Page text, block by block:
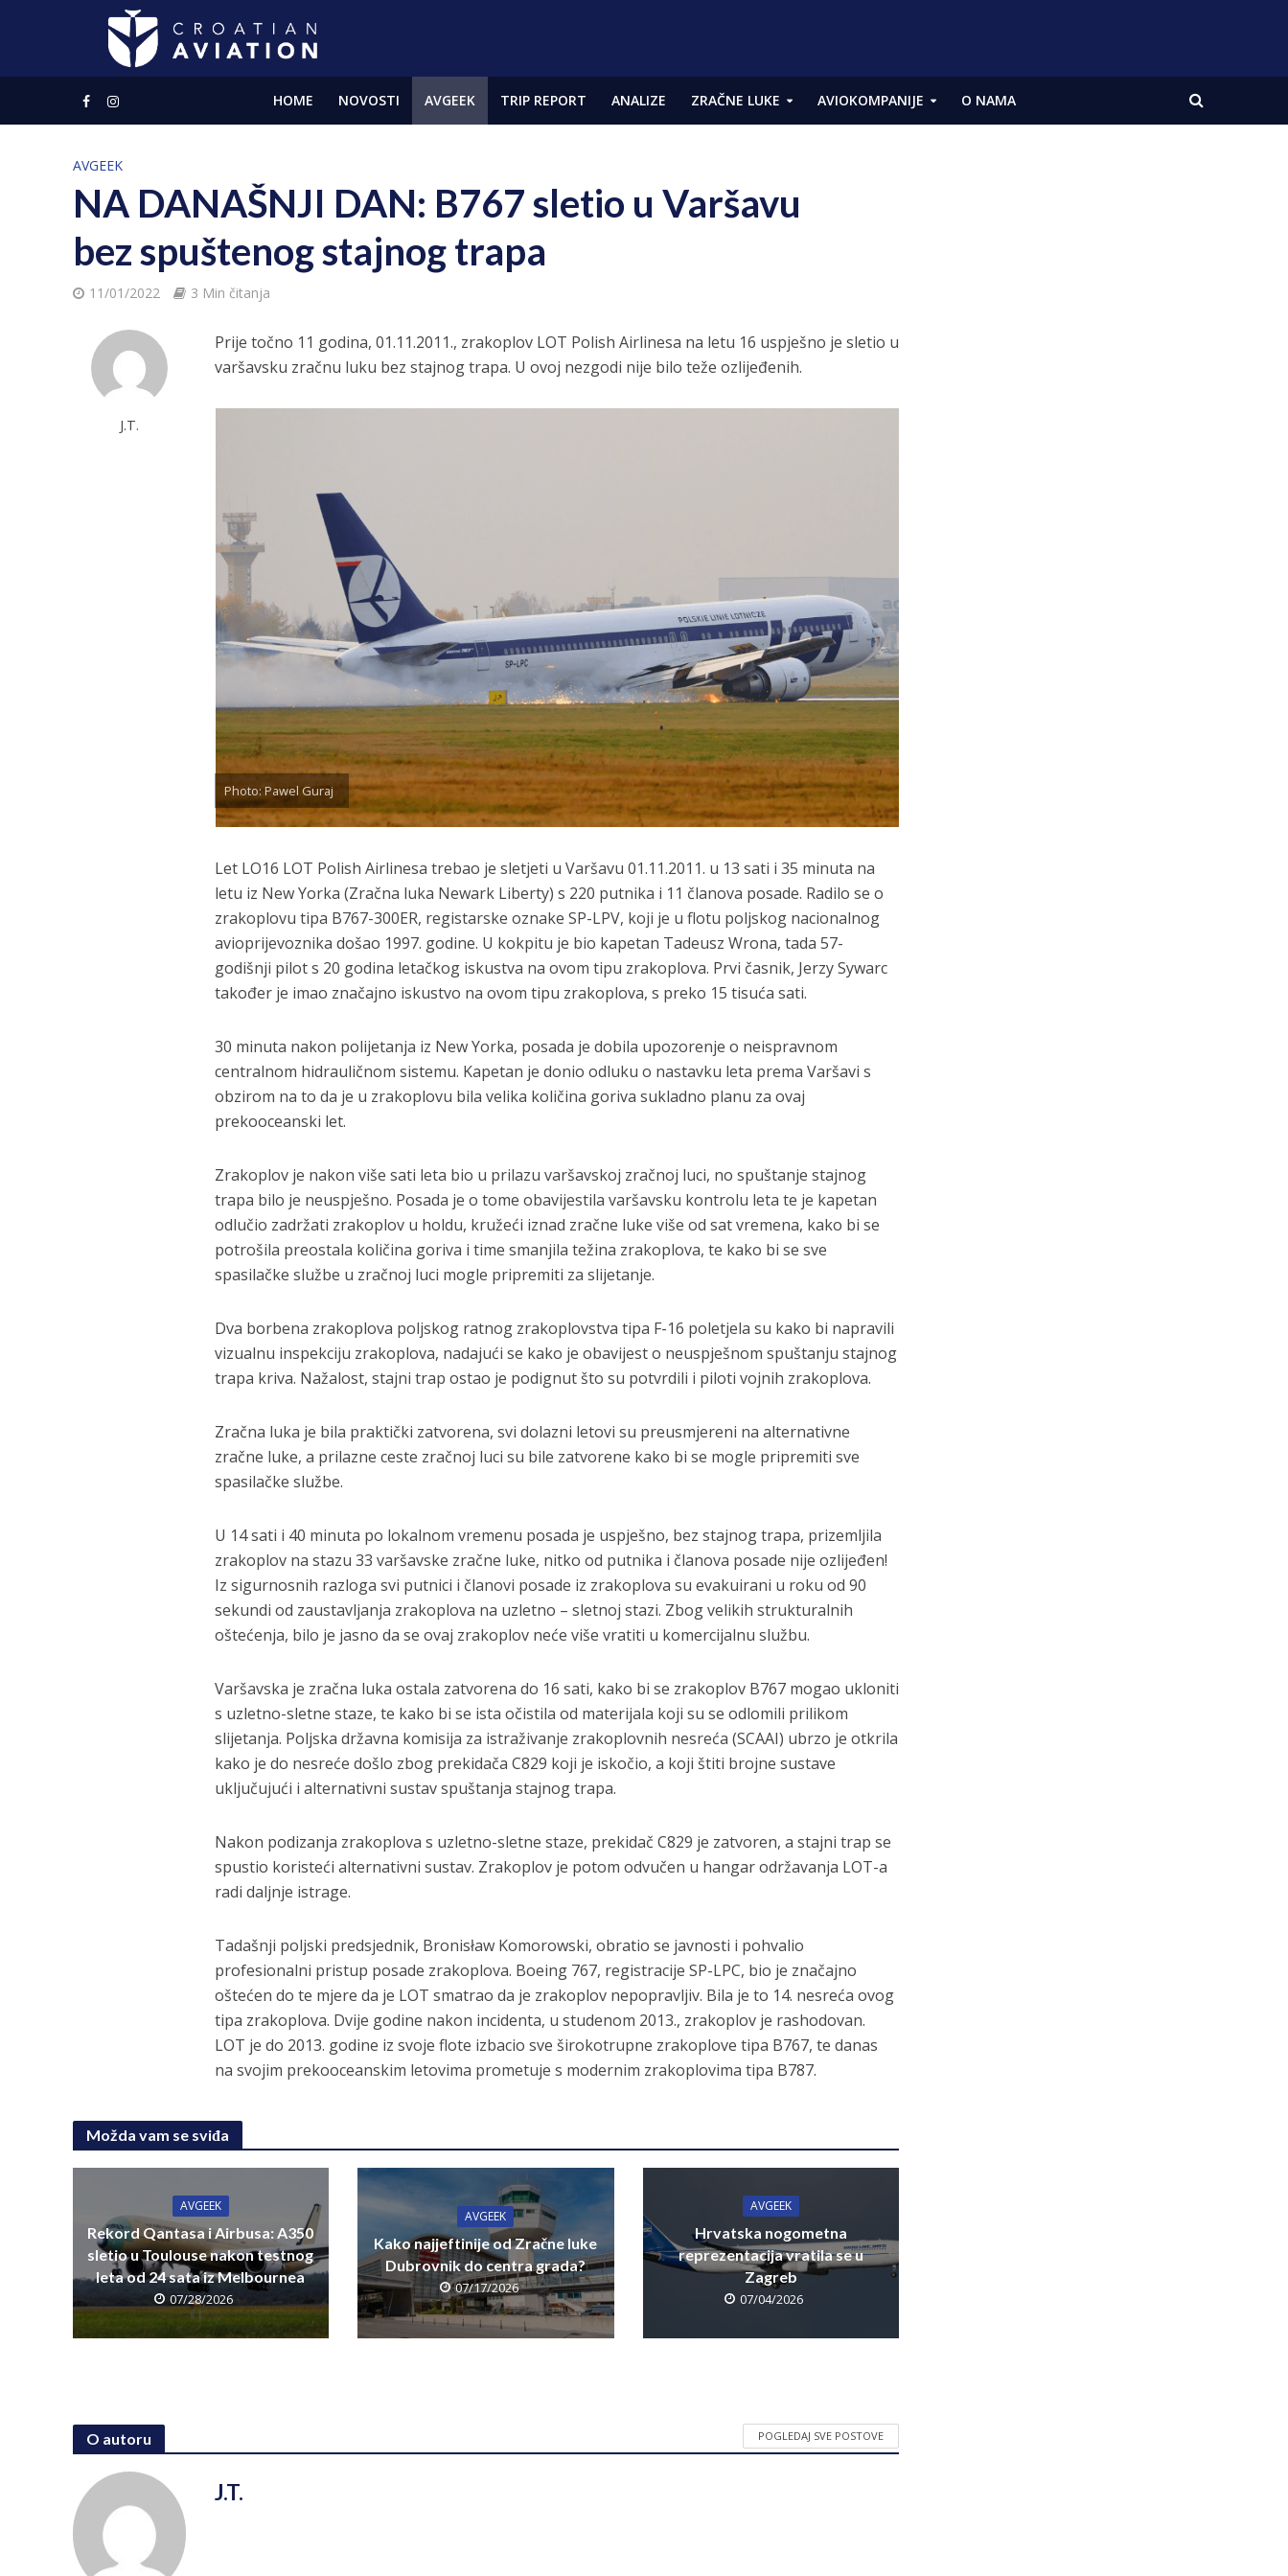
HOME NOVOSTI AVGEEK TRIP REPORT ANALIZE ZRAČNE LUKE AVIOKOMPANIJE O NAMA
AVGEEK
NA DANAŠNJI DAN: B767 sletio u Varšavu
bez spuštenog stajnog trapa
11/01/2022 3 Min čitanja
J.T.
Prije točno 11 godina, 01.11.2011., zrakoplov LOT Polish Airlinesa na letu 16 uspješno je sletio u
varšavsku zračnu luku bez stajnog trapa. U ovoj nezgodi nije bilo teže ozlijeđenih.
Photo: Pawel Guraj
Let LO16 LOT Polish Airlinesa trebao je sletjeti u Varšavu 01.11.2011. u 13 sati i 35 minuta na
letu iz New Yorka (Zračna luka Newark Liberty) s 220 putnika i 11 članova posade. Radilo se o
zrakoplovu tipa B767-300ER, registarske oznake SP-LPV, koji je u flotu poljskog nacionalnog
avioprijevoznika došao 1997. godine. U kokpitu je bio kapetan Tadeusz Wrona, tada 57-
godišnji pilot s 20 godina letačkog iskustva na ovom tipu zrakoplova. Prvi časnik, Jerzy Sywarc
također je imao značajno iskustvo na ovom tipu zrakoplova, s preko 15 tisuća sati.
30 minuta nakon polijetanja iz New Yorka, posada je dobila upozorenje o neispravnom
centralnom hidrauličnom sistemu. Kapetan je donio odluku o nastavku leta prema Varšavi s
obzirom na to da je u zrakoplovu bila velika količina goriva sukladno planu za ovaj
prekooceanski let.
Zrakoplov je nakon više sati leta bio u prilazu varšavskoj zračnoj luci, no spuštanje stajnog
trapa bilo je neuspješno. Posada je o tome obavijestila varšavsku kontrolu leta te je kapetan
odlučio zadržati zrakoplov u holdu, kružeći iznad zračne luke više od sat vremena, kako bi se
potrošila preostala količina goriva i time smanjila težina zrakoplova, te kako bi se sve
spasilačke službe u zračnoj luci mogle pripremiti za slijetanje.
Dva borbena zrakoplova poljskog ratnog zrakoplovstva tipa F-16 poletjela su kako bi napravili
vizualnu inspekciju zrakoplova, nadajući se kako je obavijest o neuspješnom spuštanju stajnog
trapa kriva. Nažalost, stajni trap ostao je podignut što su potvrdili i piloti vojnih zrakoplova.
Zračna luka je bila praktički zatvorena, svi dolazni letovi su preusmjereni na alternativne
zračne luke, a prilazne ceste zračnoj luci su bile zatvorene kako bi se mogle pripremiti sve
spasilačke službe.
U 14 sati i 40 minuta po lokalnom vremenu posada je uspješno, bez stajnog trapa, prizemljila
zrakoplov na stazu 33 varšavske zračne luke, nitko od putnika i članova posade nije ozlijeđen!
Iz sigurnosnih razloga svi putnici i članovi posade iz zrakoplova su evakuirani u roku od 90
sekundi od zaustavljanja zrakoplova na uzletno – sletnoj stazi. Zbog velikih strukturalnih
oštećenja, bilo je jasno da se ovaj zrakoplov neće više vratiti u komercijalnu službu.
Varšavska je zračna luka ostala zatvorena do 16 sati, kako bi se zrakoplov B767 mogao ukloniti
s uzletno-sletne staze, te kako bi se ista očistila od materijala koji su se odlomili prilikom
slijetanja. Poljska državna komisija za istraživanje zrakoplovnih nesreća (SCAAI) ubrzo je otkrila
kako je do nesreće došlo zbog prekidača C829 koji je iskočio, a koji štiti brojne sustave
uključujući i alternativni sustav spuštanja stajnog trapa.
Nakon podizanja zrakoplova s ​​uzletno-sletne staze, prekidač C829 je zatvoren, a stajni trap se
spustio koristeći alternativni sustav. Zrakoplov je potom odvučen u hangar održavanja LOT-a
radi daljnje istrage.
Tadašnji poljski predsjednik, Bronisław Komorowski, obratio se javnosti i pohvalio
profesionalni pristup posade zrakoplova. Boeing 767, registracije SP-LPC, bio je značajno
oštećen do te mjere da je LOT smatrao da je zrakoplov nepopravljiv. Bila je to 14. nesreća ovog
tipa zrakoplova. Dvije godine nakon incidenta, u studenom 2013., zrakoplov je rashodovan.
LOT je do 2013. godine iz svoje flote izbacio sve širokotrupne zrakoplove tipa B767, te danas
na svojim prekooceanskim letovima prometuje s modernim zrakoplovima tipa B787.
Možda vam se sviđa
AVGEEK
Rekord Qantasa i Airbusa: A350
sletio u Toulouse nakon testnog
leta od 24 sata iz Melbournea
07/28/2026
AVGEEK
Kako najjeftinije od Zračne luke
Dubrovnik do centra grada?
07/17/2026
AVGEEK
Hrvatska nogometna
reprezentacija vratila se u
Zagreb
07/04/2026
O autoru POGLEDAJ SVE POSTOVE
J.T.